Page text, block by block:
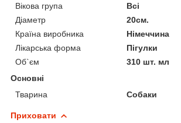
Вікова група
Всі
Діаметр
20см.
Країна виробника
Німеччина
Лікарська форма
Пігулки
Об`єм
310 шт. мл
Основні
Тварина
Собаки
Приховати